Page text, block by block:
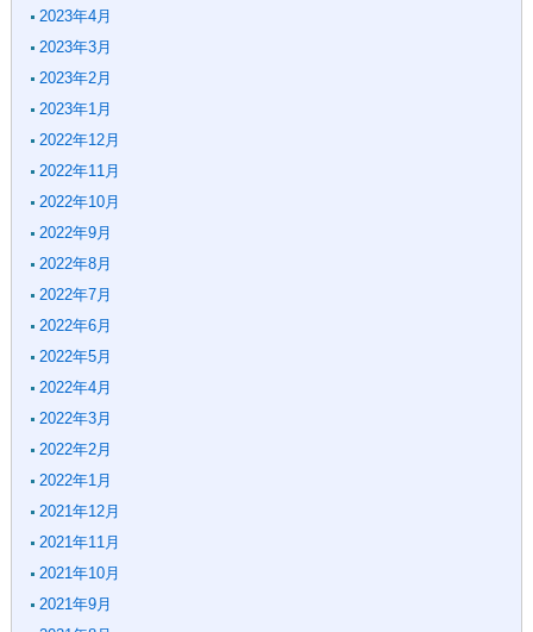
2023年4月
2023年3月
2023年2月
2023年1月
2022年12月
2022年11月
2022年10月
2022年9月
2022年8月
2022年7月
2022年6月
2022年5月
2022年4月
2022年3月
2022年2月
2022年1月
2021年12月
2021年11月
2021年10月
2021年9月